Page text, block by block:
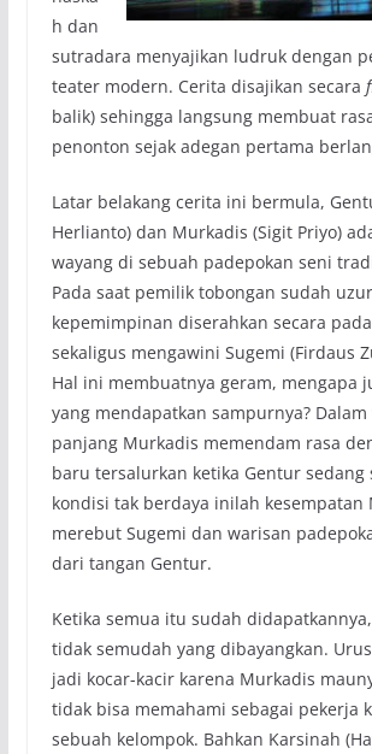
h dan
sutradara menyajikan ludruk dengan
teater modern. Cerita disajikan secara
balik) sehingga langsung membuat
penonton sejak adegan pertama
Latar belakang cerita ini bermula,
Herlianto) dan Murkadis (Sigit Priyo)
wayang di sebuah padepokan seni
Pada saat pemilik tobongan sudah
kepemimpinan diserahkan secara
sekaligus mengawini Sugemi (Firdaus
Hal ini membuatnya geram, mengapa
yang mendapatkan sampurnya?
panjang Murkadis memendam rasa
baru tersalurkan ketika Gentur sedang
kondisi tak berdaya inilah kesempatan
merebut Sugemi dan warisan
dari tangan Gentur.
Ketika semua itu sudah
tidak semudah yang dibayangkan.
jadi kocar-kacir karena Murkadis
tidak bisa memahami sebagai pekerja
sebuah kelompok. Bahkan Karsinah